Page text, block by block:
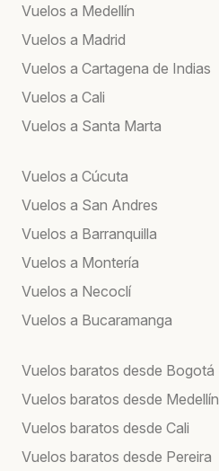
Vuelos a Medellín
Vuelos a Madrid
Vuelos a Cartagena de Indias
Vuelos a Cali
Vuelos a Santa Marta
Vuelos a Cúcuta
Vuelos a San Andres
Vuelos a Barranquilla
Vuelos a Montería
Vuelos a Necoclí
Vuelos a Bucaramanga
Vuelos baratos desde Bogotá
Vuelos baratos desde Medellín
Vuelos baratos desde Cali
Vuelos baratos desde Pereira